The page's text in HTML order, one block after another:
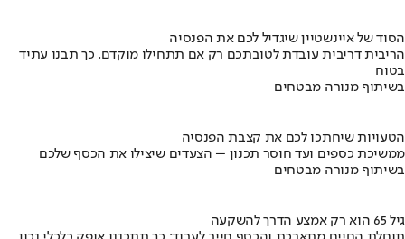
הסוד של איינשטיין שיגדיל לכם את הפנסיה
הריבית דריבית עובדת לטובתכם רק אם תתחילו מוקדם. כך תבנו עתיד
בטוח
בשיתוף מנורה מבטחים
הטעויות שיחתכו לכם את קצבת הפנסיה
ממשיכת כספים ועד חוסר תכנון – הצעדים שיצילו את הכסף שלכם
בשיתוף מנורה מבטחים
גיל 65 הוא רק אמצע הדרך להשקעה